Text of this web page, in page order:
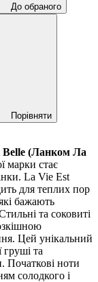
До обраного
Порівняти
Belle (Ланком Ла
марки стає
La Vie Est
для теплих пор
бажають
та соковиті
Цей унікальний
груші та
Початкові ноти
солодкого і